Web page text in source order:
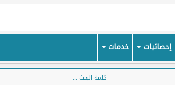
إحصائيات خدمات